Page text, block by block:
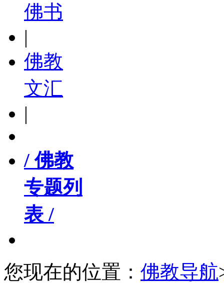
佛书
|
佛教
文汇
|
/ 佛教
专题列
表 /
您现在的位置： 佛教导航